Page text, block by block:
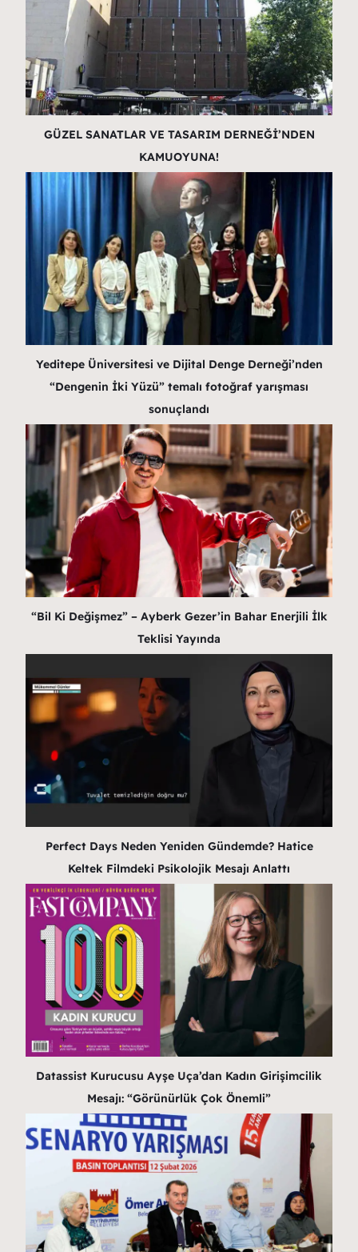
GÜZEL SANATLAR VE TASARIM DERNEĞİ’NDEN
KAMUOYUNA!
Yeditepe Üniversitesi ve Dijital Denge Derneği’nden
“Dengenin İki Yüzü” temalı fotoğraf yarışması
sonuçlandı
“Bil Ki Değişmez” – Ayberk Gezer’in Bahar Enerjili İlk
Teklisi Yayında
Perfect Days Neden Yeniden Gündemde? Hatice
Keltek Filmdeki Psikolojik Mesajı Anlattı
Datassist Kurucusu Ayşe Uça’dan Kadın Girişimcilik
Mesajı: “Görünürlük Çok Önemli”